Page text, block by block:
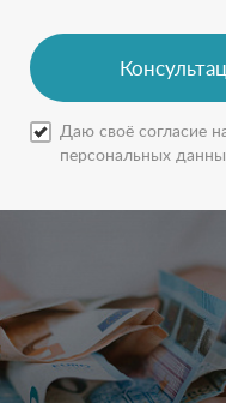
Даю своё согласие
персональных